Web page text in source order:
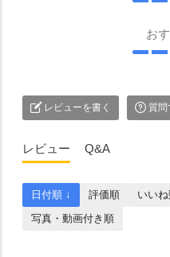
お
レビューを書く 質問
レビュー Q&A
日付順 ↓ 評価順 いい
写真・動画付き順